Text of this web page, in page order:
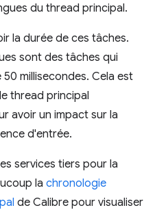
du thread principal.
la durée de ces tâches.
sont des tâches qui
millisecondes. Cela est
thread principal
avoir un impact sur la
d'entrée.
services tiers pour la
la chronologie
de Calibre pour visualiser